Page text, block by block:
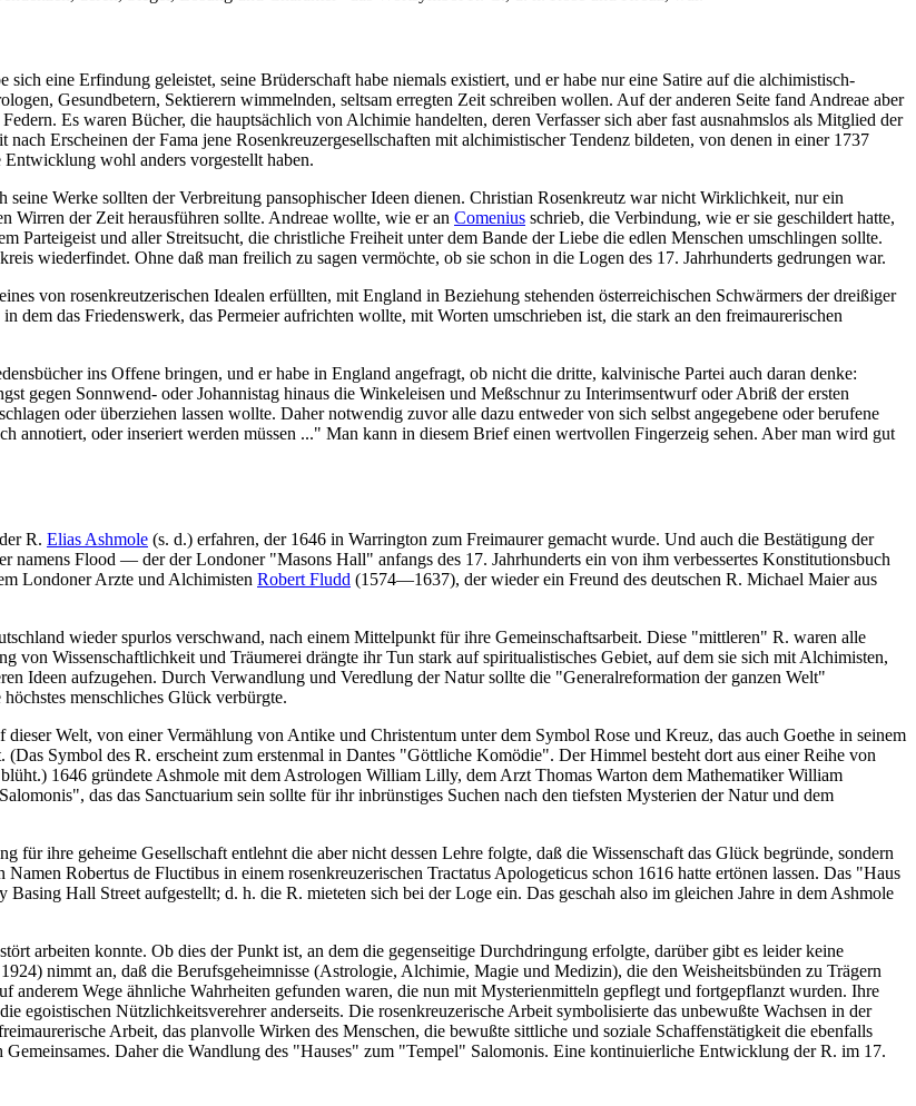
sich eine Erfindung geleistet, seine Brüderschaft habe niemals existiert, und er habe nur eine Satire auf die alchimistisch-
Gesundbetern, Sektierern wimmelnden, seltsam erregten Zeit schreiben wollen. Auf der anderen Seite fand Andreae aber
Es waren Bücher, die hauptsächlich von Alchimie handelten, deren Verfasser sich aber fast ausnahmslos als Mitglied der
Erscheinen der Fama jene Rosenkreuzergesellschaften mit alchimistischer Tendenz bildeten, von denen in einer 1737
wohl anders vorgestellt haben.
Werke sollten der Verbreitung pansophischer Ideen dienen. Christian Rosenkreutz war nicht Wirklichkeit, nur ein
Wirren der Zeit herausführen sollte. Andreae wollte, wie er an Comenius schrieb, die Verbindung, wie er sie geschildert hatte,
Parteigeist und aller Streitsucht, die christliche Freiheit unter dem Bande der Liebe die edlen Menschen umschlingen sollte.
wiederfindet. Ohne daß man freilich zu sagen vermöchte, ob sie schon in die Logen des 17. Jahrhunderts gedrungen war.
von rosenkreutzerischen Idealen erfüllten, mit England in Beziehung stehenden österreichischen Schwärmers der dreißiger
das Friedenswerk, das Permeier aufrichten wollte, mit Worten umschrieben ist, die stark an den freimaurerischen
ins Offene bringen, und er habe in England angefragt, ob nicht die dritte, kalvinische Partei auch daran denke:
gegen Sonnwend- oder Johannistag hinaus die Winkeleisen und Meßschnur zu Interimsentwurf oder Abriß der ersten
oder überziehen lassen wollte. Daher notwendig zuvor alle dazu entweder von sich selbst angegebene oder berufene
annotiert, oder inseriert werden müssen ..." Man kann in diesem Brief einen wertvollen Fingerzeig sehen. Aber man wird gut
R. Elias Ashmole (s. d.) erfahren, der 1646 in Warrington zum Freimaurer gemacht wurde. Und auch die Bestätigung der
namens Flood — der der Londoner "Masons Hall" anfangs des 17. Jahrhunderts ein von ihm verbessertes Konstitutionsbuch
Londoner Arzte und Alchimisten Robert Fludd (1574—1637), der wieder ein Freund des deutschen R. Michael Maier aus
wieder spurlos verschwand, nach einem Mittelpunkt für ihre Gemeinschaftsarbeit. Diese "mittleren" R. waren alle
von Wissenschaftlichkeit und Träumerei drängte ihr Tun stark auf spiritualistisches Gebiet, auf dem sie sich mit Alchimisten,
Ideen aufzugehen. Durch Verwandlung und Veredlung der Natur sollte die "Generalreformation der ganzen Welt"
menschliches Glück verbürgte.
Welt, von einer Vermählung von Antike und Christentum unter dem Symbol Rose und Kreuz, das auch Goethe in seinem
Symbol des R. erscheint zum erstenmal in Dantes "Göttliche Komödie". Der Himmel besteht dort aus einer Reihe von
1646 gründete Ashmole mit dem Astrologen William Lilly, dem Arzt Thomas Warton dem Mathematiker William
das das Sanctuarium sein sollte für ihr inbrünstiges Suchen nach den tiefsten Mysterien der Natur und dem
ihre geheime Gesellschaft entlehnt die aber nicht dessen Lehre folgte, daß die Wissenschaft das Glück begründe, sondern
Robertus de Fluctibus in einem rosenkreuzerischen Tractatus Apologeticus schon 1616 hatte ertönen lassen. Das "Haus
Hall Street aufgestellt; d. h. die R. mieteten sich bei der Loge ein. Das geschah also im gleichen Jahre in dem Ashmole
arbeiten konnte. Ob dies der Punkt ist, an dem die gegenseitige Durchdringung erfolgte, darüber gibt es leider keine
nimmt an, daß die Berufsgeheimnisse (Astrologie, Alchimie, Magie und Medizin), die den Weisheitsbünden zu Trägern
anderem Wege ähnliche Wahrheiten gefunden waren, die nun mit Mysterienmitteln gepflegt und fortgepflanzt wurden. Ihre
egoistischen Nützlichkeitsverehrer anderseits. Die rosenkreuzerische Arbeit symbolisierte das unbewußte Wachsen in der
Arbeit, das planvolle Wirken des Menschen, die bewußte sittliche und soziale Schaffenstätigkeit die ebenfalls
Daher die Wandlung des "Hauses" zum "Tempel" Salomonis. Eine kontinuierliche Entwicklung der R. im 17.